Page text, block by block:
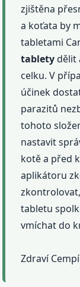
zjištěna
a koťata by
tabletami
tabletydělit
celku. V
účinek
parazitů
tohoto
nastavit
kotě a před
aplikátoru
tabletu
vmíchat do
Zdraví